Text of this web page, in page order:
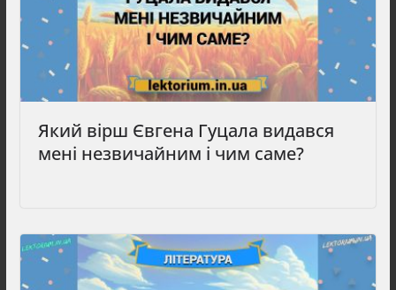
Який вірш Євгена Гуцала видався
мені незвичайним і чим саме?